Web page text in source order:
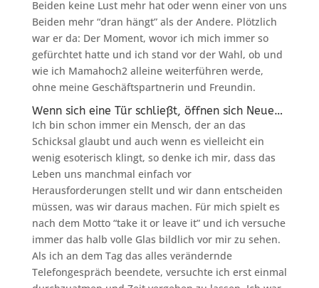
Beiden keine Lust mehr hat oder wenn einer von uns
Beiden mehr “dran hängt” als der Andere. Plötzlich
war er da: Der Moment, wovor ich mich immer so
gefürchtet hatte und ich stand vor der Wahl, ob und
wie ich Mamahoch2 alleine weiterführen werde,
ohne meine Geschäftspartnerin und Freundin.
Wenn sich eine Tür schließt, öffnen sich Neue…
Ich bin schon immer ein Mensch, der an das
Schicksal glaubt und auch wenn es vielleicht ein
wenig esoterisch klingt, so denke ich mir, dass das
Leben uns manchmal einfach vor
Herausforderungen stellt und wir dann entscheiden
müssen, was wir daraus machen. Für mich spielt es
nach dem Motto “take it or leave it” und ich versuche
immer das halb volle Glas bildlich vor mir zu sehen.
Als ich an dem Tag das alles verändernde
Telefongespräch beendete, versuchte ich erst einmal